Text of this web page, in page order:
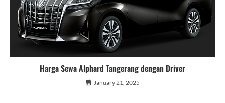
Harga Sewa Alphard Tangerang dengan Driver
January 21, 2025